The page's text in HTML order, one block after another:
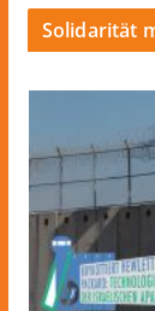
Solidarität